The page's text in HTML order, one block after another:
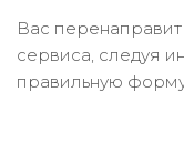
Вас
сервиса, следуя
правильную